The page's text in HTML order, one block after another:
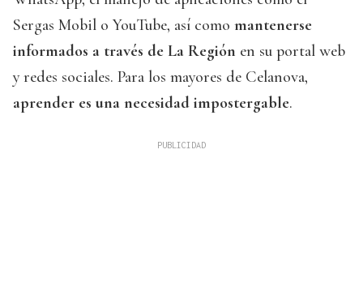
Sergas Mobil o YouTube, así como mantenerse
informados a través de La Región en su portal web
y redes sociales. Para los mayores de Celanova,
aprender es una necesidad impostergable.